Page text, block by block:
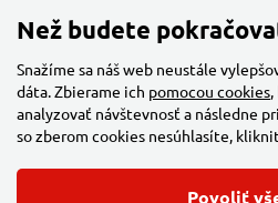
Než budete
Snažíme sa náš web neustále
dáta. Zbierame ich pomocou cookies
analyzovať návštevnosť a následne
so zberom cookies nesúhlasíte,
Povoliť